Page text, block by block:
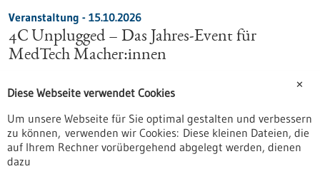
Veranstaltung - 15.10.2026
4C Unplugged – Das Jahres‑Event für
MedTech Macher:innen
https://www.gesundheitsindustrie-bw.de/veranstaltung/4c-
unplugged
Veranstaltung - 15.07.2026
✕
Diese Webseite verwendet Cookies
Um unsere Webseite für Sie optimal gestalten und verbessern
zu können, verwenden wir Cookies: Diese kleinen Dateien, die
auf Ihrem Rechner vorübergehend abgelegt werden, dienen
dazu